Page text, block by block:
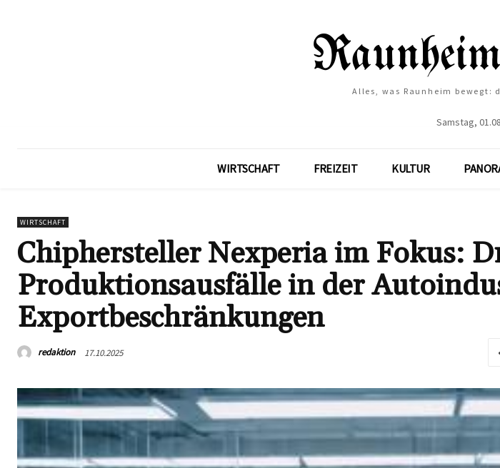
Alles, was Raunheim bewegt:
Samstag,
WIRTSCHAFT FREIZEIT KULTUR
WIRTSCHAFT
Chiphersteller Nexperia im Fokus:
Produktionsausfälle in der
Exportbeschränkungen
redaktion 17.10.2025